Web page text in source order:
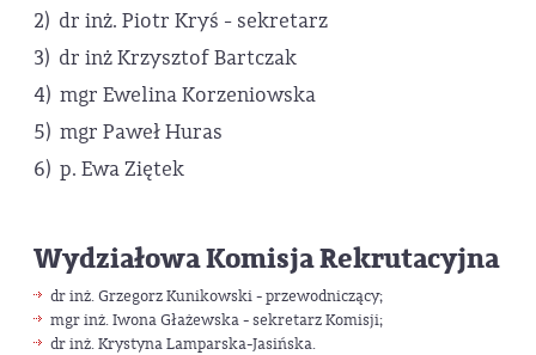
2) dr inż. Piotr Kryś - sekretarz
3) dr inż Krzysztof Bartczak
4) mgr Ewelina Korzeniowska
5) mgr Paweł Huras
6) p. Ewa Ziętek
Wydziałowa Komisja Rekrutacyjna
dr inż. Grzegorz Kunikowski - przewodniczący;
mgr inż. Iwona Głażewska - sekretarz Komisji;
dr inż. Krystyna Lamparska-Jasińska.